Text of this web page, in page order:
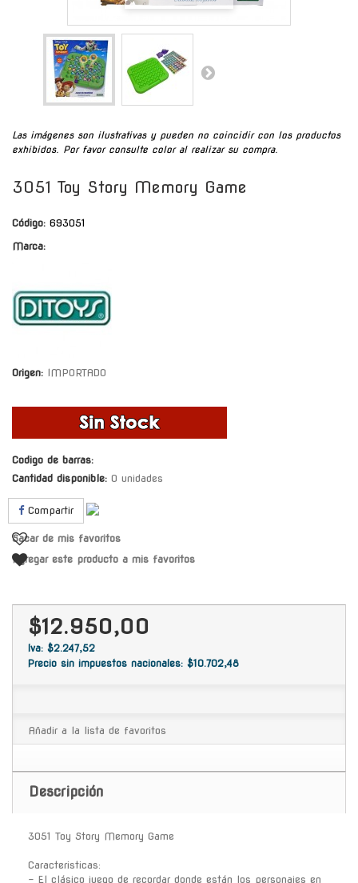
Las imágenes son ilustrativas y pueden no coincidir con los productos
exhibidos. Por favor consulte color al realizar su compra.
3051 Toy Story Memory Game
Código: 693051
Marca:
Origen: IMPORTADO
Codigo de barras:
Cantidad disponible: 0 unidades
Compartir
Sacar de mis favoritos
Agregar este producto a mis favoritos
$12.950,00
Iva: $2.247,52
Precio sin impuestos nacionales: $10.702,48
Añadir a la lista de favoritos
Descripción
3051 Toy Story Memory Game
Caracteristicas:
- El clásico juego de recordar donde están los personajes en